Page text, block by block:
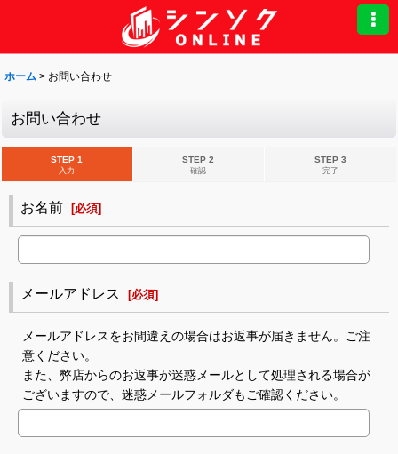
ホーム > お問い合わせ
お問い合わせ
STEP 1
入力
STEP 2
確認
STEP 3
完了
お名前 [必須]
メールアドレス [必須]
メールアドレスをお間違えの場合はお返事が届きません。ご注
意ください。
また、弊店からのお返事が迷惑メールとして処理される場合が
ございますので、迷惑メールフォルダもご確認ください。